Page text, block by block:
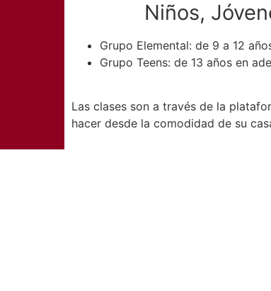
Niños,
Grupo Elemental: de 9 a 12
Grupo Teens: de 13 años en
Las clases son a través de la
hacer desde la comodidad de su